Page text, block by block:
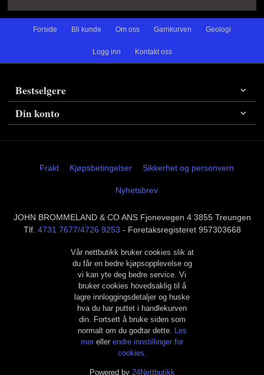
Forside Bli kunde Om oss Garnkurven Geologi
Logg inn Kontakt oss
Bestselgere
Din konto
Frakt Kjøpsbetingelser Sikkerhet og personvern
Nyhetsbrev
JOHN BROMMELAND & CO ANS Fjonevegen 4 3855 Treungen
Tlf. 4731 7677/4726 9253 - Foretaksregisteret 957303668
Vår nettbutikk bruker cookies slik at
du får en bedre kjøpsopplevelse og
vi kan yte deg bedre service. Vi
bruker cookies hovedsaklig til å
lagre innloggingsdetaljer og huske
hva du har puttet i handlekurven
din. Fortsett å bruke siden som
normalt om du godtar dette. Les
mer eller endre innstillinger for
cookies.
Powered by 24Nettbutikk